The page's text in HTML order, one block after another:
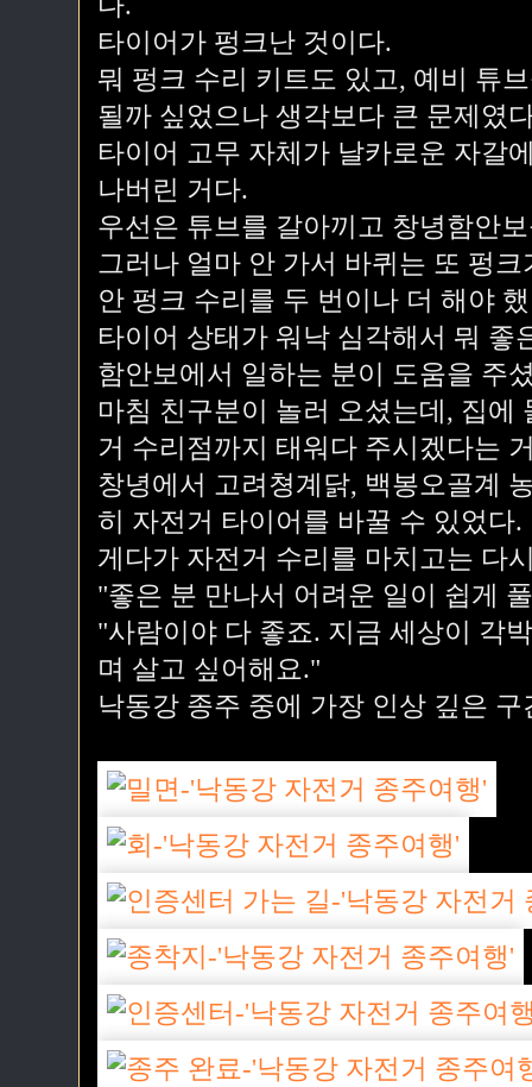
타이어가 펑크난 것이다.
뭐 펑크 수리 키트도 있고, 예비 튜
될까 싶었으나 생각보다 큰 문제였
타이어 고무 자체가 날카로운 자갈
나버린 거다.
우선은 튜브를 갈아끼고 창녕함안
그러나 얼마 안 가서 바퀴는 또 펑
안 펑크 수리를 두 번이나 더 해야
타이어 상태가 워낙 심각해서 뭐 좋
함안보에서 일하는 분이 도움을 주
마침 친구분이 놀러 오셨는데, 집에
거 수리점까지 태워다 주시겠다는
창녕에서 고려쳥계닭, 백봉오골계
히 자전거 타이어를 바꿀 수 있었다.
게다가 자전거 수리를 마치고는 다
"좋은 분 만나서 어려운 일이 쉽게
"사람이야 다 좋죠. 지금 세상이 각
며 살고 싶어해요."
낙동강 종주 중에 가장 인상 깊은 구